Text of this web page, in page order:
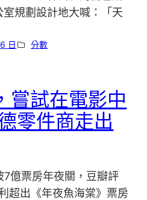
規劃設計地大喊：「天
日 分數
嘗試在電影中
零件商走出
7億票房年夜關，豆瓣評
超出《年夜魚海棠》票房